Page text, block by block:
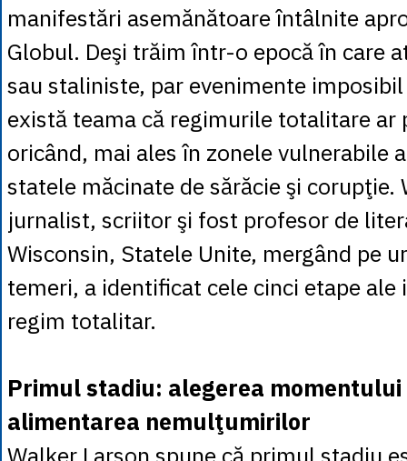
manifestări asemănătoare întâlnite
Globul. Deşi trăim într-o epocă în care
sau staliniste, par evenimente
există teama că regimurile totalitare ar
oricând, mai ales în zonele vulnerabile
statele măcinate de sărăcie şi corupţie.
jurnalist, scriitor şi fost profesor de
Wisconsin, Statele Unite, mergând pe
temeri, a identificat cele cinci etape ale
regim totalitar.
Primul stadiu: alegerea
alimentarea nemulţumirilor